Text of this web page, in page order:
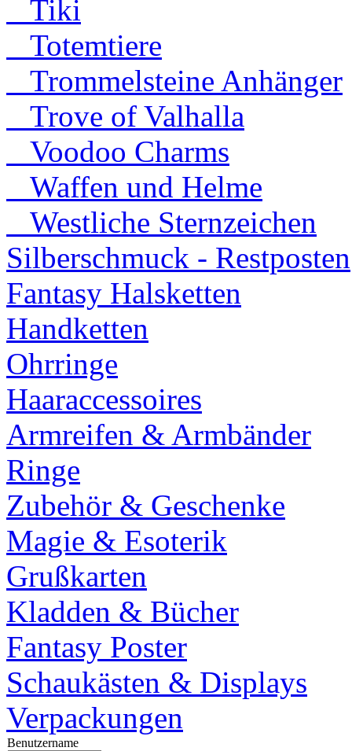
Tiki
Totemtiere
Trommelsteine Anhänger
Trove of Valhalla
Voodoo Charms
Waffen und Helme
Westliche Sternzeichen
Silberschmuck - Restposten
Fantasy Halsketten
Handketten
Ohrringe
Haaraccessoires
Armreifen & Armbänder
Ringe
Zubehör & Geschenke
Magie & Esoterik
Grußkarten
Kladden & Bücher
Fantasy Poster
Schaukästen & Displays
Verpackungen
Benutzername